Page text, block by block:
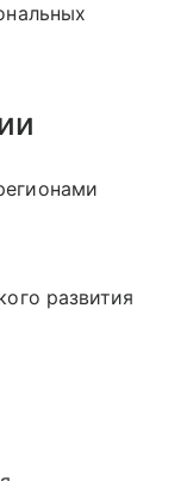
развития